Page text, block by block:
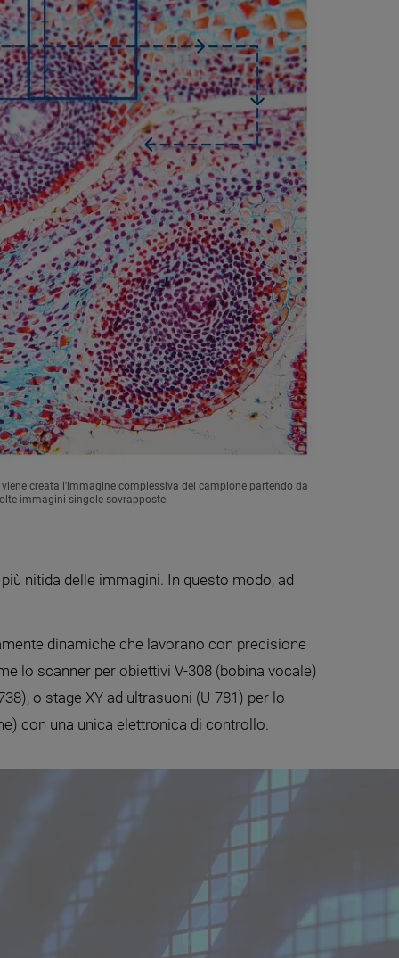
creata l'immagine complessiva del campione partendo da
immagini singole sovrapposte.
nitida delle immagini. In questo modo, ad
dinamiche che lavorano con precisione
lo scanner per obiettivi V-308 (bobina vocale)
o stage XY ad ultrasuoni (U-781) per lo
con una unica elettronica di controllo.